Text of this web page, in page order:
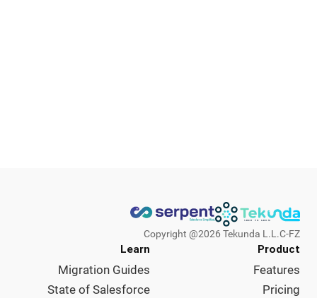
Copyright @2026 Tekunda L.L.C-FZ
Product
Features
Pricing
Learn
Migration Guides
State of Salesforce